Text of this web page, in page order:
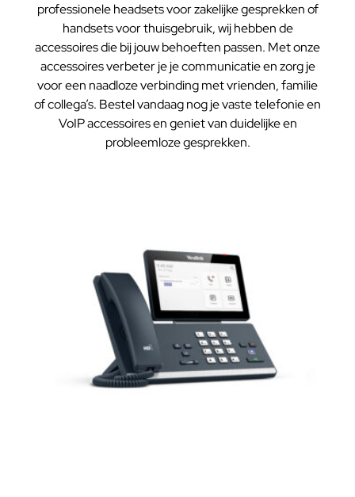
professionele headsets voor zakelijke gesprekken of
handsets voor thuisgebruik, wij hebben de
accessoires die bij jouw behoeften passen. Met onze
accessoires verbeter je je communicatie en zorg je
voor een naadloze verbinding met vrienden, familie
of collega’s. Bestel vandaag nog je vaste telefonie en
VoIP accessoires en geniet van duidelijke en
probleemloze gesprekken.